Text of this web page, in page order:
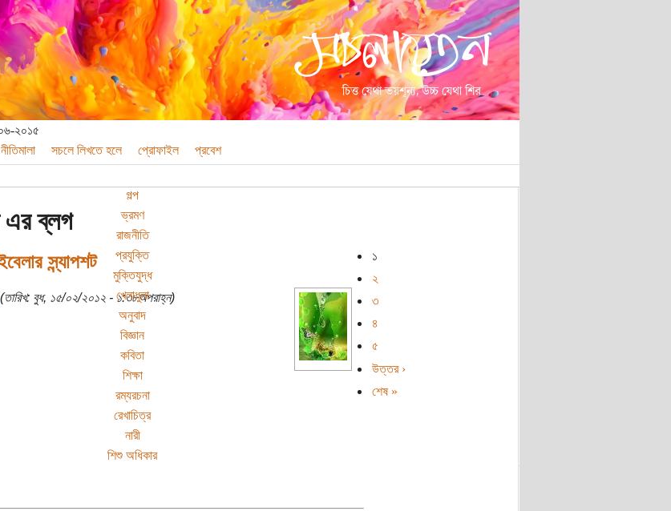
২০১৫
নীতিমালা সচলে লিখতে হলে প্রোফাইল প্রবেশ
গল্প
ভ্রমণ
রাজনীতি
প্রযুক্তি
মুক্তিযুদ্ধ
খেলাধুলা
অনুবাদ
বিজ্ঞান
কবিতা
শিক্ষা
রম্যরচনা
রেখাচিত্র
নারী
শিশু অধিকার
এর ব্লগ
স্ন্যাপশট
বুধ, ১৫/০২/২০১২ - ১:৩৮অপরাহ্ন)
১
২
৩
৪
৫
উত্তর ›
শেষ »